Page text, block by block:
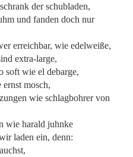
der schubladen,
und fanden doch nur
erreichbar, wie edelweiße,
extra-large,
soft wie el debarge,
mosch,
wie schlagbohrer von
wie harald juhnke
laden ein, denn: